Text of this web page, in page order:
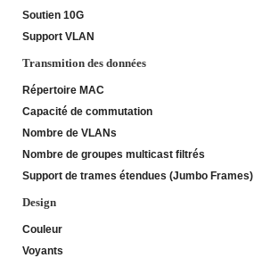
Soutien 10G
Support VLAN
Transmition des données
Répertoire MAC
Capacité de commutation
Nombre de VLANs
Nombre de groupes multicast filtrés
Support de trames étendues (Jumbo Frames)
Design
Couleur
Voyants